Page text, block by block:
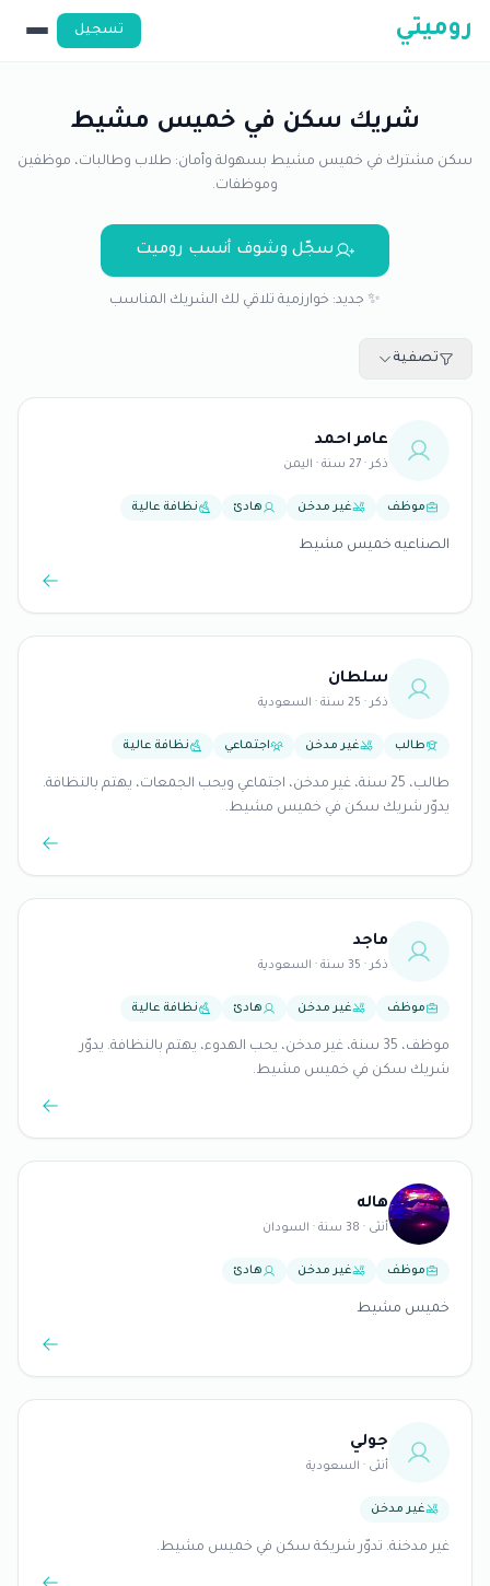
روميتي تسجيل
شريك سكن في خميس مشيط
سكن مشترك في خميس مشيط بسهولة وأمان: طلاب وطالبات، موظفين
وموظفات.
سجّل وشوف أنسب روميت
✨ جديد: خوارزمية تلاقي لك الشريك المناسب
تصفية
عامر احمد
ذكر · 27 سنة · اليمن
موظف غير مدخن هادئ نظافة عالية
الصناعيه خميس مشيط
سلطان
ذكر · 25 سنة · السعودية
طالب غير مدخن اجتماعي نظافة عالية
طالب، 25 سنة، غير مدخن، اجتماعي ويحب الجمعات، يهتم بالنظافة.
يدوّر شريك سكن في خميس مشيط.
ماجد
ذكر · 35 سنة · السعودية
موظف غير مدخن هادئ نظافة عالية
موظف، 35 سنة، غير مدخن، يحب الهدوء، يهتم بالنظافة. يدوّر
شريك سكن في خميس مشيط.
هاله
أنثى · 38 سنة · السودان
موظف غير مدخن هادئ
خميس مشيط
جولي
أنثى · السعودية
غير مدخن
غير مدخنة. تدوّر شريكة سكن في خميس مشيط.